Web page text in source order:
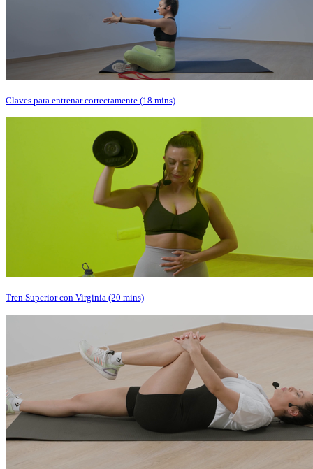
Claves para entrenar correctamente (18 mins)
Tren Superior con Virginia (20 mins)